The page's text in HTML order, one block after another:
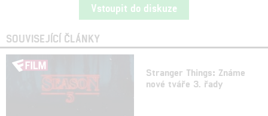
Vstoupit do diskuze
SOUVISEJÍCÍ ČLÁNKY
Stranger Things: Známe
nové tváře 3. řady